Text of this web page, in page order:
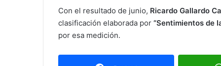
Con el resultado de junio, Ricardo Gallardo
clasificación elaborada por “Sentimientos de
por esa medición.